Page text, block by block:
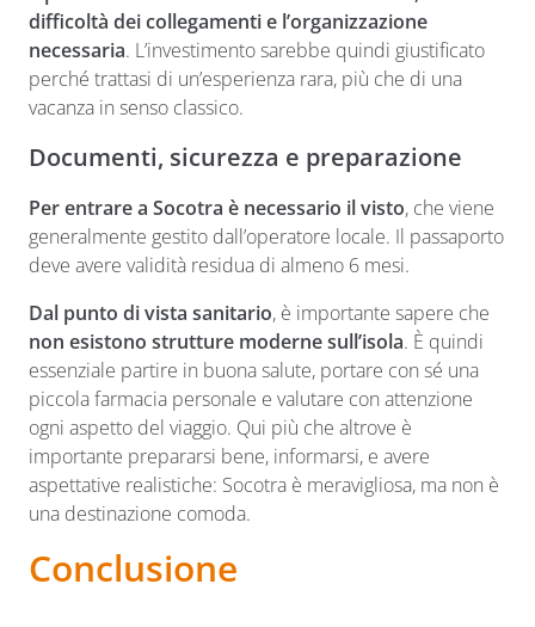
difficoltà dei collegamenti e l’organizzazione
necessaria. L’investimento sarebbe quindi giustificato
perché trattasi di un’esperienza rara, più che di una
vacanza in senso classico.
Documenti, sicurezza e preparazione
Per entrare a Socotra è necessario il visto, che viene
generalmente gestito dall’operatore locale. Il passaporto
deve avere validità residua di almeno 6 mesi.
Dal punto di vista sanitario, è importante sapere che
non esistono strutture moderne sull’isola. È quindi
essenziale partire in buona salute, portare con sé una
piccola farmacia personale e valutare con attenzione
ogni aspetto del viaggio. Qui più che altrove è
importante prepararsi bene, informarsi, e avere
aspettative realistiche: Socotra è meravigliosa, ma non è
una destinazione comoda.
Conclusione